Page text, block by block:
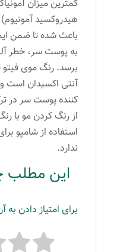
هیدروکسید
باعث شده تا ضمن
به پوست سر، خطر
آنتی اکسیدان است
کننده پوست سر در
از رنگ کردن مو با
استفاده از شامپو
ندارد.
این مطلب
برای امتیاز دادن